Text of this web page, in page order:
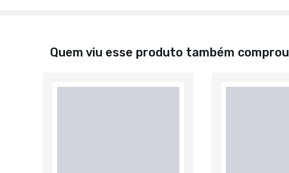
Quem viu esse produto também comprou